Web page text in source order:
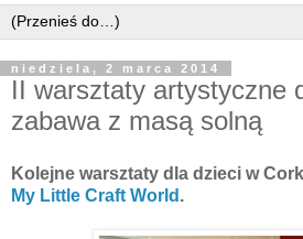
niedziela, 2 marca 2014
II warsztaty artystyczne
zabawa z masą solną
Kolejne warsztaty dla dzieci w
My Little Craft World .